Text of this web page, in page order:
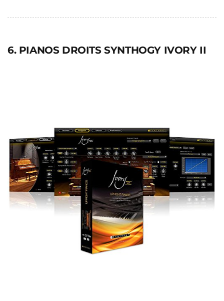
6. PIANOS DROITS SYNTHOGY IVORY II